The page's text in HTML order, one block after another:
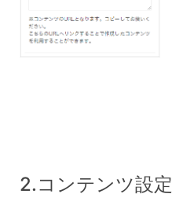
2.コンテンツ設定